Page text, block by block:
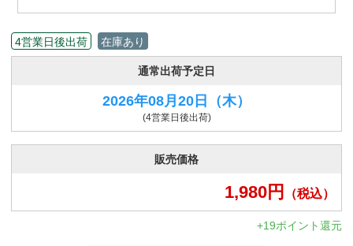
4営業日後出荷 在庫あり
通常出荷予定日
2026年08月20日 （木）
(4営業日後出荷)
販売価格
1,980円 （税込）
+19ポイント還元